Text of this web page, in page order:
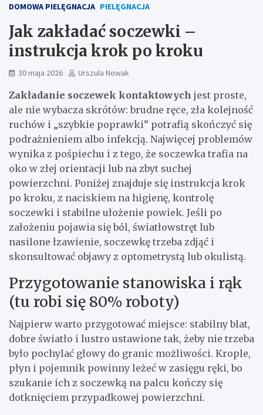
DOMOWA PIELĘGNACJA PIELĘGNACJA
Jak zakładać soczewki –
instrukcja krok po kroku
30 maja 2026 Urszula Nowak
Zakładanie soczewek kontaktowych jest proste,
ale nie wybacza skrótów: brudne ręce, zła kolejność
ruchów i „szybkie poprawki” potrafią skończyć się
podrażnieniem albo infekcją. Najwięcej problemów
wynika z pośpiechu i z tego, że soczewka trafia na
oko w złej orientacji lub na zbyt suchej
powierzchni. Poniżej znajduje się instrukcja krok
po kroku, z naciskiem na higienę, kontrolę
soczewki i stabilne ułożenie powiek. Jeśli po
założeniu pojawia się ból, światłowstręt lub
nasilone łzawienie, soczewkę trzeba zdjąć i
skonsultować objawy z optometrystą lub okulistą.
Przygotowanie stanowiska i rąk
(tu robi się 80% roboty)
Najpierw warto przygotować miejsce: stabilny blat,
dobre światło i lustro ustawione tak, żeby nie trzeba
było pochylać głowy do granic możliwości. Krople,
płyn i pojemnik powinny leżeć w zasięgu ręki, bo
szukanie ich z soczewką na palcu kończy się
dotknięciem przypadkowej powierzchni.